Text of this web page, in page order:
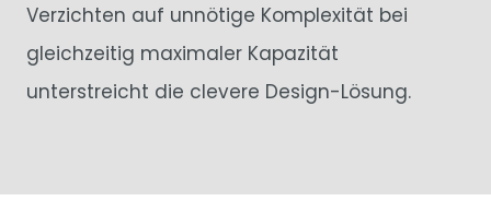
Verzichten auf unnötige Komplexität bei
gleichzeitig maximaler Kapazität
unterstreicht die clevere Design-Lösung.